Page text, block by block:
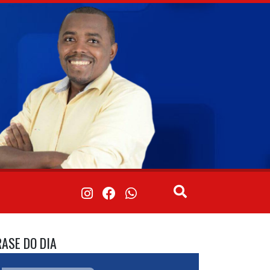
DO DIA